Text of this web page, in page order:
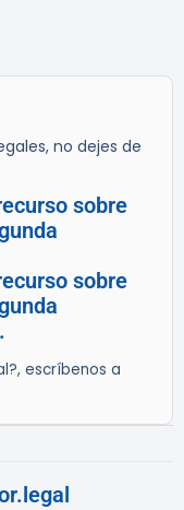
no dejes de
sobre
sobre
escríbenos a